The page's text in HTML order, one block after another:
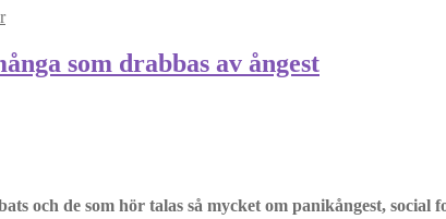
som drabbas av ångest
och de som hör talas så mycket om panikångest,